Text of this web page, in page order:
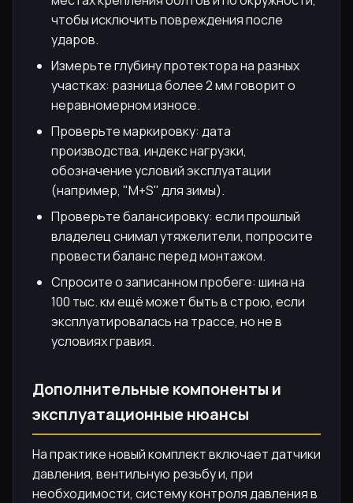
чтобы исключить повреждения после
ударов.
Измерьте глубину протектора на разных
участках: разница более 2 мм говорит о
неравномерном износе.
Проверьте маркировку: дата
производства, индекс нагрузки,
обозначение условий эксплуатации
(например, "M+S" для зимы).
Проверьте балансировку: если прошлый
владелец снимал утяжелители, попросите
провести баланс перед монтажом.
Спросите о записанном пробеге: шина на
100 тыс. км ещё может быть в строю, если
эксплуатировалась на трассе, но не в
условиях гравия.
Дополнительные компоненты и
эксплуатационные нюансы
На практике новый комплект включает датчики
давления, вентильную резьбу и, при
необходимости, систему контроля давления в